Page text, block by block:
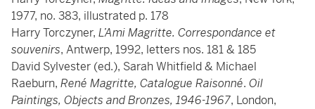
1977, no. 383, illustrated p. 178
Harry Torczyner, L’Ami Magritte. Correspondance et
souvenirs, Antwerp, 1992, letters nos. 181 & 185
David Sylvester (ed.), Sarah Whitfield & Michael
Raeburn, René Magritte, Catalogue Raisonné. Oil
Paintings, Objects and Bronzes, 1946-1967, London,